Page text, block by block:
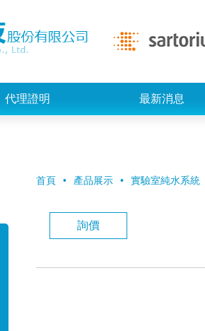
代理證明 最新消息
首頁 產品展示 實驗室純水系統
詢價